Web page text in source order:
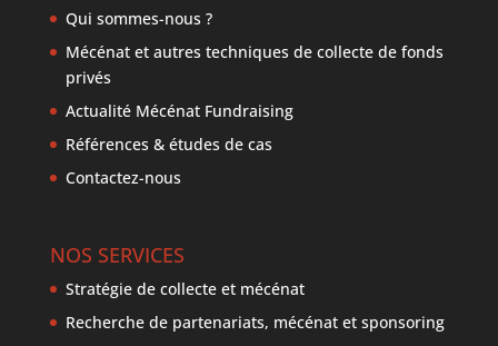
Qui sommes-nous ?
Mécénat et autres techniques de collecte de fonds
privés
Actualité Mécénat Fundraising
Références & études de cas
Contactez-nous
NOS SERVICES
Stratégie de collecte et mécénat
Recherche de partenariats, mécénat et sponsoring